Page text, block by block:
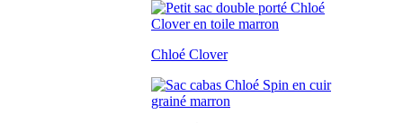
Chloé Clover